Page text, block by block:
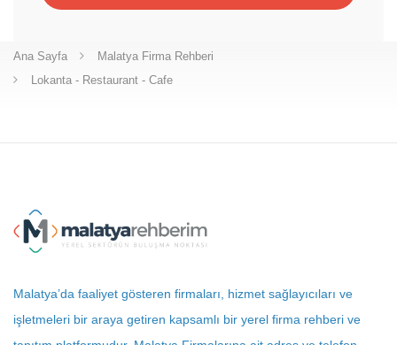
Ana Sayfa
Malatya Firma Rehberi
Lokanta - Restaurant - Cafe
Malatya’da faaliyet gösteren firmaları, hizmet sağlayıcıları ve
işletmeleri bir araya getiren kapsamlı bir yerel firma rehberi ve